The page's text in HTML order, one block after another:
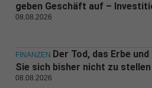
geben Geschäft auf –
08.08.2026
FINANZEN Der Tod, das Erbe
Sie sich bisher nicht zu
08.08.2026